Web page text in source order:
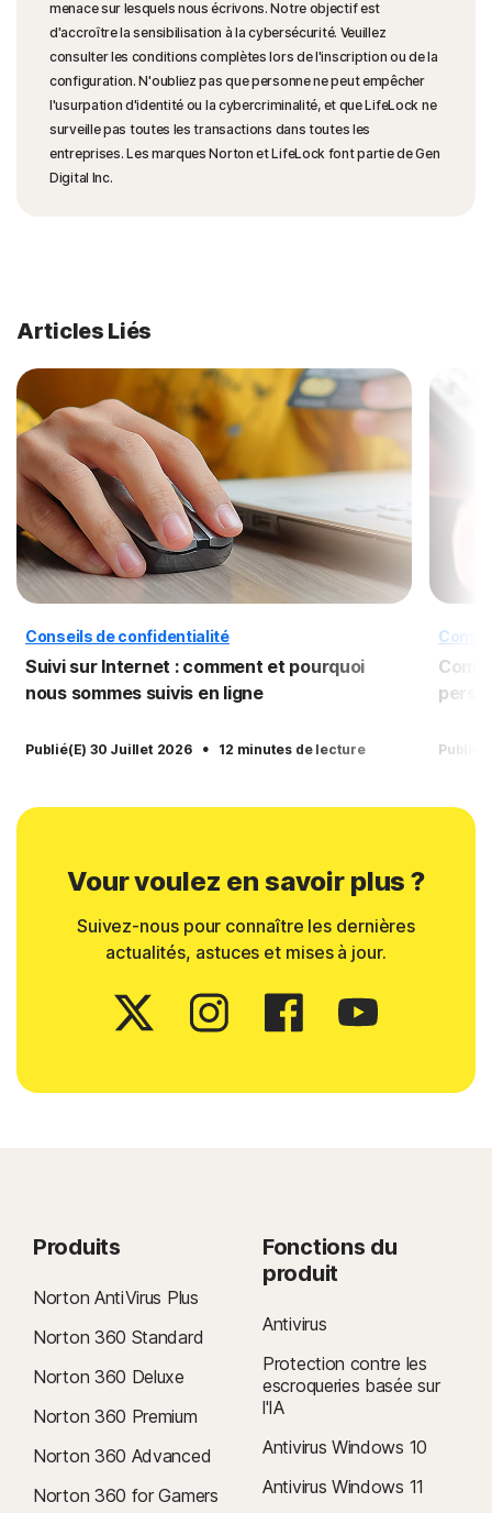
menace sur lesquels nous écrivons. Notre objectif est
d'accroître la sensibilisation à la cybersécurité. Veuillez
consulter les conditions complètes lors de l'inscription ou de la
configuration. N'oubliez pas que personne ne peut empêcher
l'usurpation d'identité ou la cybercriminalité, et que LifeLock ne
surveille pas toutes les transactions dans toutes les
entreprises. Les marques Norton et LifeLock font partie de Gen
Digital Inc.
Articles Liés
Conseils de confidentialité
Suivi sur Internet : comment et pourquoi
nous sommes suivis en ligne
Publié(e) 30 Juillet 2026 · 12 minutes de lecture
Vour voulez en savoir plus ?
Suivez-nous pour connaître les dernières
actualités, astuces et mises à jour.
Produits
Norton AntiVirus Plus
Norton 360 Standard
Norton 360 Deluxe
Norton 360 Premium
Norton 360 Advanced
Norton 360 for Gamers
Fonctions du
produit
Antivirus
Protection contre les
escroqueries basée sur
l'IA
Antivirus Windows 10
Antivirus Windows 11